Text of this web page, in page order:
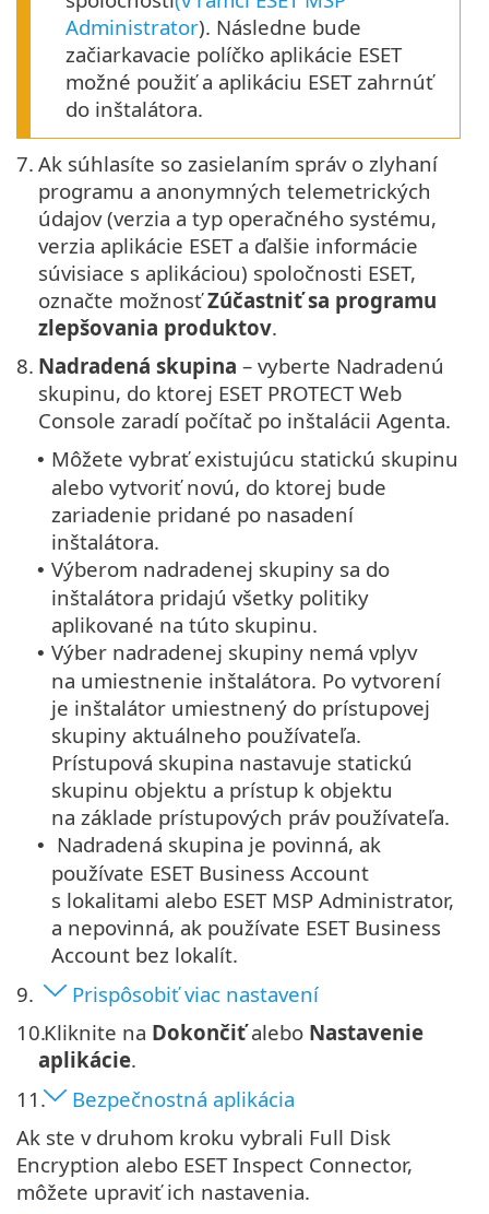
Administrator). Následne bude
začiarkavacie políčko aplikácie ESET
možné použiť a aplikáciu ESET zahrnúť
do inštalátora.
7. Ak súhlasíte so zasielaním správ o zlyhaní
programu a anonymných telemetrických
údajov (verzia a typ operačného systému,
verzia aplikácie ESET a ďalšie informácie
súvisiace s aplikáciou) spoločnosti ESET,
označte možnosťZúčastniť sa programu
zlepšovania produktov.
8. Nadradená skupina – vyberte Nadradenú
skupinu, do ktorej ESET PROTECT Web
Console zaradí počítač po inštalácii Agenta.
• Môžete vybrať existujúcu statickú skupinu
alebo vytvoriť novú, do ktorej bude
zariadenie pridané po nasadení
inštalátora.
• Výberom nadradenej skupiny sa do
inštalátora pridajú všetky politiky
aplikované na túto skupinu.
• Výber nadradenej skupiny nemá vplyv
na umiestnenie inštalátora. Po vytvorení
je inštalátor umiestnený do prístupovej
skupiny aktuálneho používateľa.
Prístupová skupina nastavuje statickú
skupinu objektu a prístup k objektu
na základe prístupových práv používateľa.
•
Nadradená skupina je povinná, ak
používate ESET Business Account
s lokalitami alebo ESET MSP Administrator,
a nepovinná, ak používate ESET Business
Account bez lokalít.
9.
Prispôsobiť viac nastavení
10.Kliknite na Dokončiťalebo Nastavenie
aplikácie.
11.
Bezpečnostná aplikácia
Ak ste v druhom kroku vybrali Full Disk
Encryption alebo ESET Inspect Connector,
môžete upraviť ich nastavenia.